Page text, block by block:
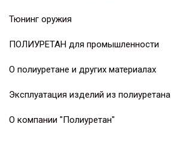
Тюнинг оружия
ПОЛИУРЕТАН для промышленности
О полиуретане и других материалах
Эксплуатация изделий из полиуретана
О компании "Полиуретан"